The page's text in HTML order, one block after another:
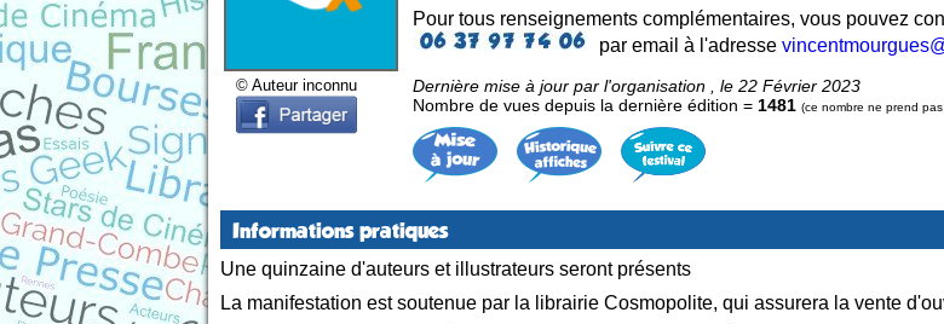
© Auteur inconnu
Pour tous renseignements complémentaires, vous pouvez
par email à l'adresse
Dernière mise à jour par l'organisation , le 22 Février 2023
Nombre de vues depuis la dernière édition = 1481 (ce nombre ne prend
Informations pratiques
Une quinzaine d'auteurs et illustrateurs seront présents
La manifestation est soutenue par la librairie Cosmopolite, qui assurera la vente